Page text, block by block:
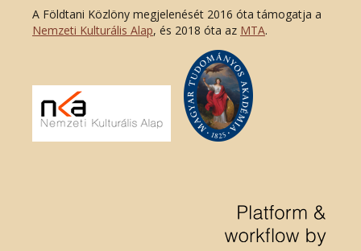
A Földtani Közlöny megjelenését 2016 óta támogatja a
Nemzeti Kulturális Alap, és 2018 óta az MTA.